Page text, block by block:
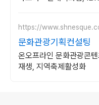
https://
문화관광기획컨설팅
온오프라인 문화관광콘
재생, 지역축제활성화